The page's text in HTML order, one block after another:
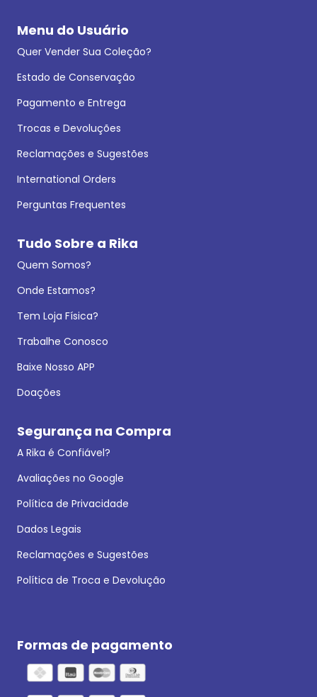
Menu do Usuário
Quer Vender Sua Coleção?
Estado de Conservação
Pagamento e Entrega
Trocas e Devoluções
Reclamações e Sugestões
International Orders
Perguntas Frequentes
Tudo Sobre a Rika
Quem Somos?
Onde Estamos?
Tem Loja Física?
Trabalhe Conosco
Baixe Nosso APP
Doações
Segurança na Compra
A Rika é Confiável?
Avaliações no Google
Política de Privacidade
Dados Legais
Reclamações e Sugestões
Política de Troca e Devolução
Formas de pagamento